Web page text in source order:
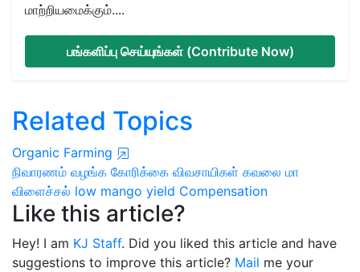
மாற்றியமைக்கும்....
பங்களிப்பு செய்யுங்கள் (Contribute Now)
Related Topics
Organic Farming
நிவாரணம் வழங்க கோரிக்கை விவசாயிகள் கவலை மா
விளைச்சல் low mango yield Compensation
Like this article?
Hey! I am KJ Staff. Did you liked this article and have
suggestions to improve this article? Mail me your